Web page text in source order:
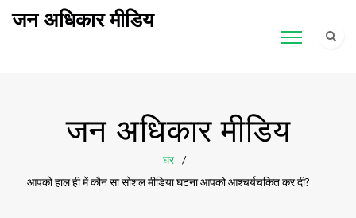
जन अधिकार मीडिय
जन अधिकार मीडिय
घर
आपको हाल ही में कौन सा सोशल मीडिया घटना आपको आश्चर्यचकित कर दी?